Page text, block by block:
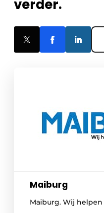
verder.
Maiburg
Maiburg. Wij